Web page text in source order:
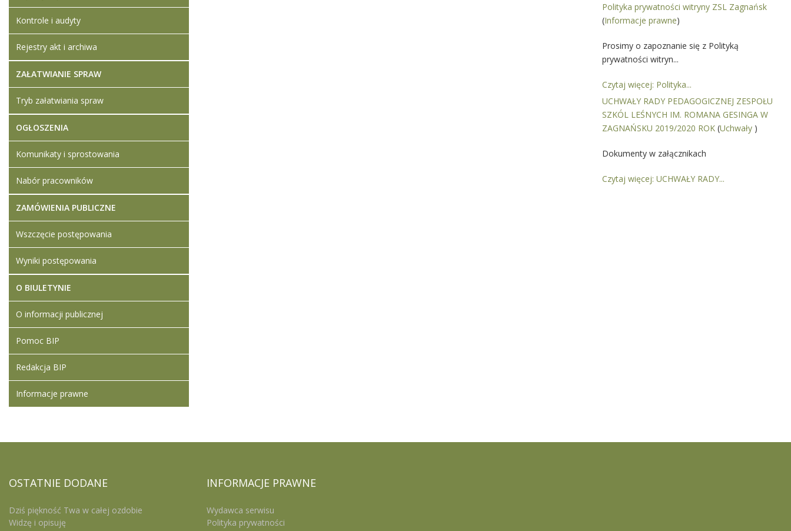
Kontrole i audyty
Rejestry akt i archiwa
ZAŁATWIANIE SPRAW
Tryb załatwiania spraw
OGŁOSZENIA
Komunikaty i sprostowania
Nabór pracowników
ZAMÓWIENIA PUBLICZNE
Wszczęcie postępowania
Wyniki postępowania
O BIULETYNIE
O informacji publicznej
Pomoc BIP
Redakcja BIP
Informacje prawne
Polityka prywatności witryny ZSL Zagnańsk
(Informacje prawne)
Prosimy o zapoznanie się z Polityką
prywatności witryn...
Czytaj więcej: Polityka...
UCHWAŁY RADY PEDAGOGICZNEJ ZESPOŁU
SZKÓL LEŚNYCH IM. ROMANA GESINGA W
ZAGNAŃSKU 2019/2020 ROK (Uchwały )
Dokumenty w załącznikach
Czytaj więcej: UCHWAŁY RADY...
OSTATNIE DODANE
Dziś piękność Twa w całej ozdobie
Widzę i opisuję
INFORMACJE PRAWNE
Wydawca serwisu
Polityka prywatności